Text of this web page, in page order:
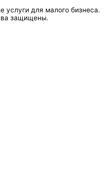
услуги для малого бизнеса.
защищены.